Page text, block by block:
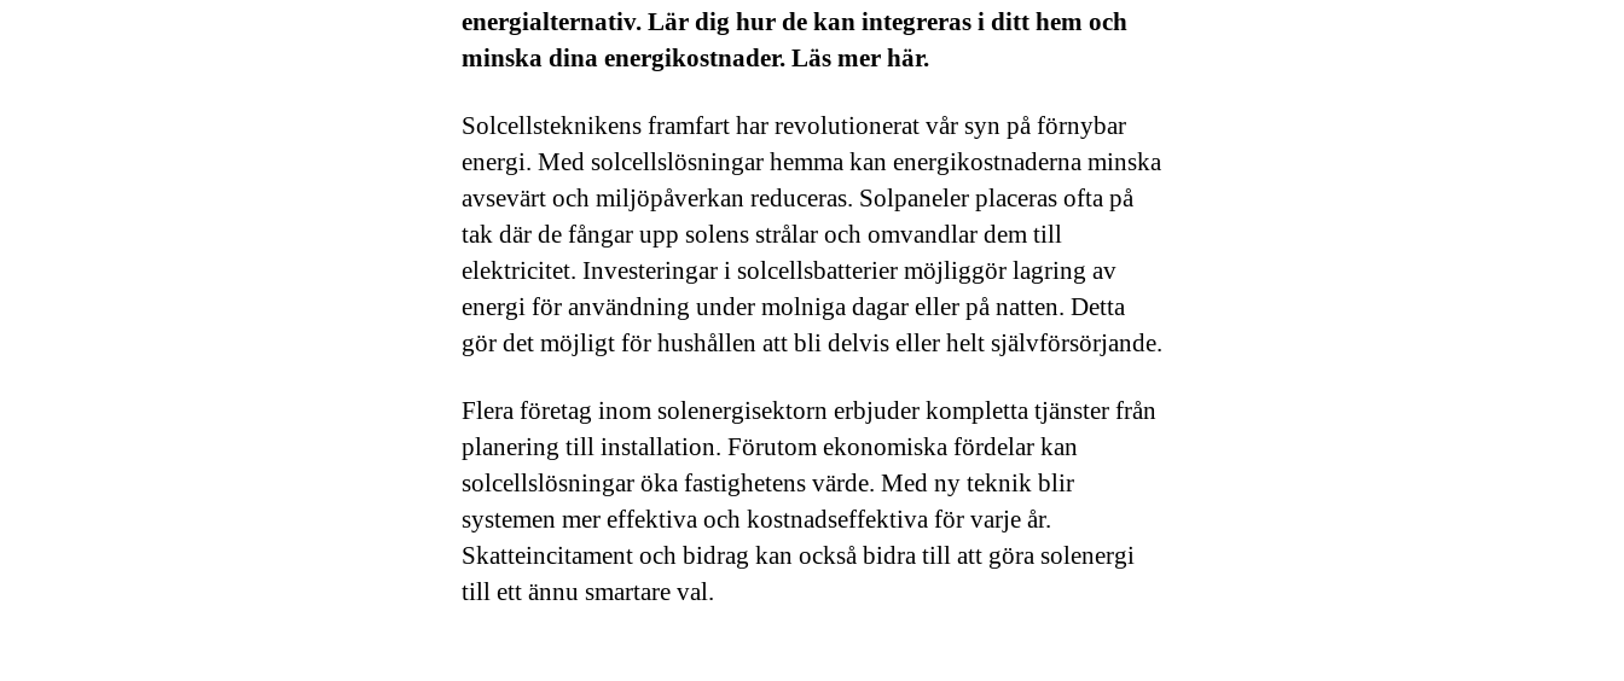
energialternativ. Lär dig hur de kan integreras i ditt hem och
minska dina energikostnader. Läs mer här.
Solcellsteknikens framfart har revolutionerat vår syn på förnybar
energi. Med solcellslösningar hemma kan energikostnaderna minska
avsevärt och miljöpåverkan reduceras. Solpaneler placeras ofta på
tak där de fångar upp solens strålar och omvandlar dem till
elektricitet. Investeringar i solcellsbatterier möjliggör lagring av
energi för användning under molniga dagar eller på natten. Detta
gör det möjligt för hushållen att bli delvis eller helt självförsörjande.
Flera företag inom solenergisektorn erbjuder kompletta tjänster från
planering till installation. Förutom ekonomiska fördelar kan
solcellslösningar öka fastighetens värde. Med ny teknik blir
systemen mer effektiva och kostnadseffektiva för varje år.
Skatteincitament och bidrag kan också bidra till att göra solenergi
till ett ännu smartare val.